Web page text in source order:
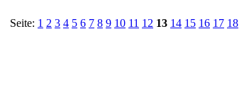
Seite: 1 2 3 4 5 6 7 8 9 10 11 12 13 14 15 16 17 18